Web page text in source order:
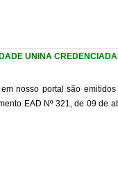
UNINA
nosso portal são
EAD Nº 321, de 09